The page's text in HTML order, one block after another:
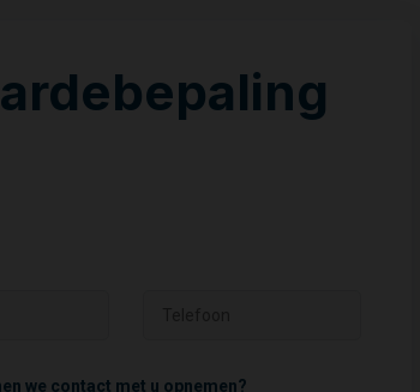
we contact met u opnemen?